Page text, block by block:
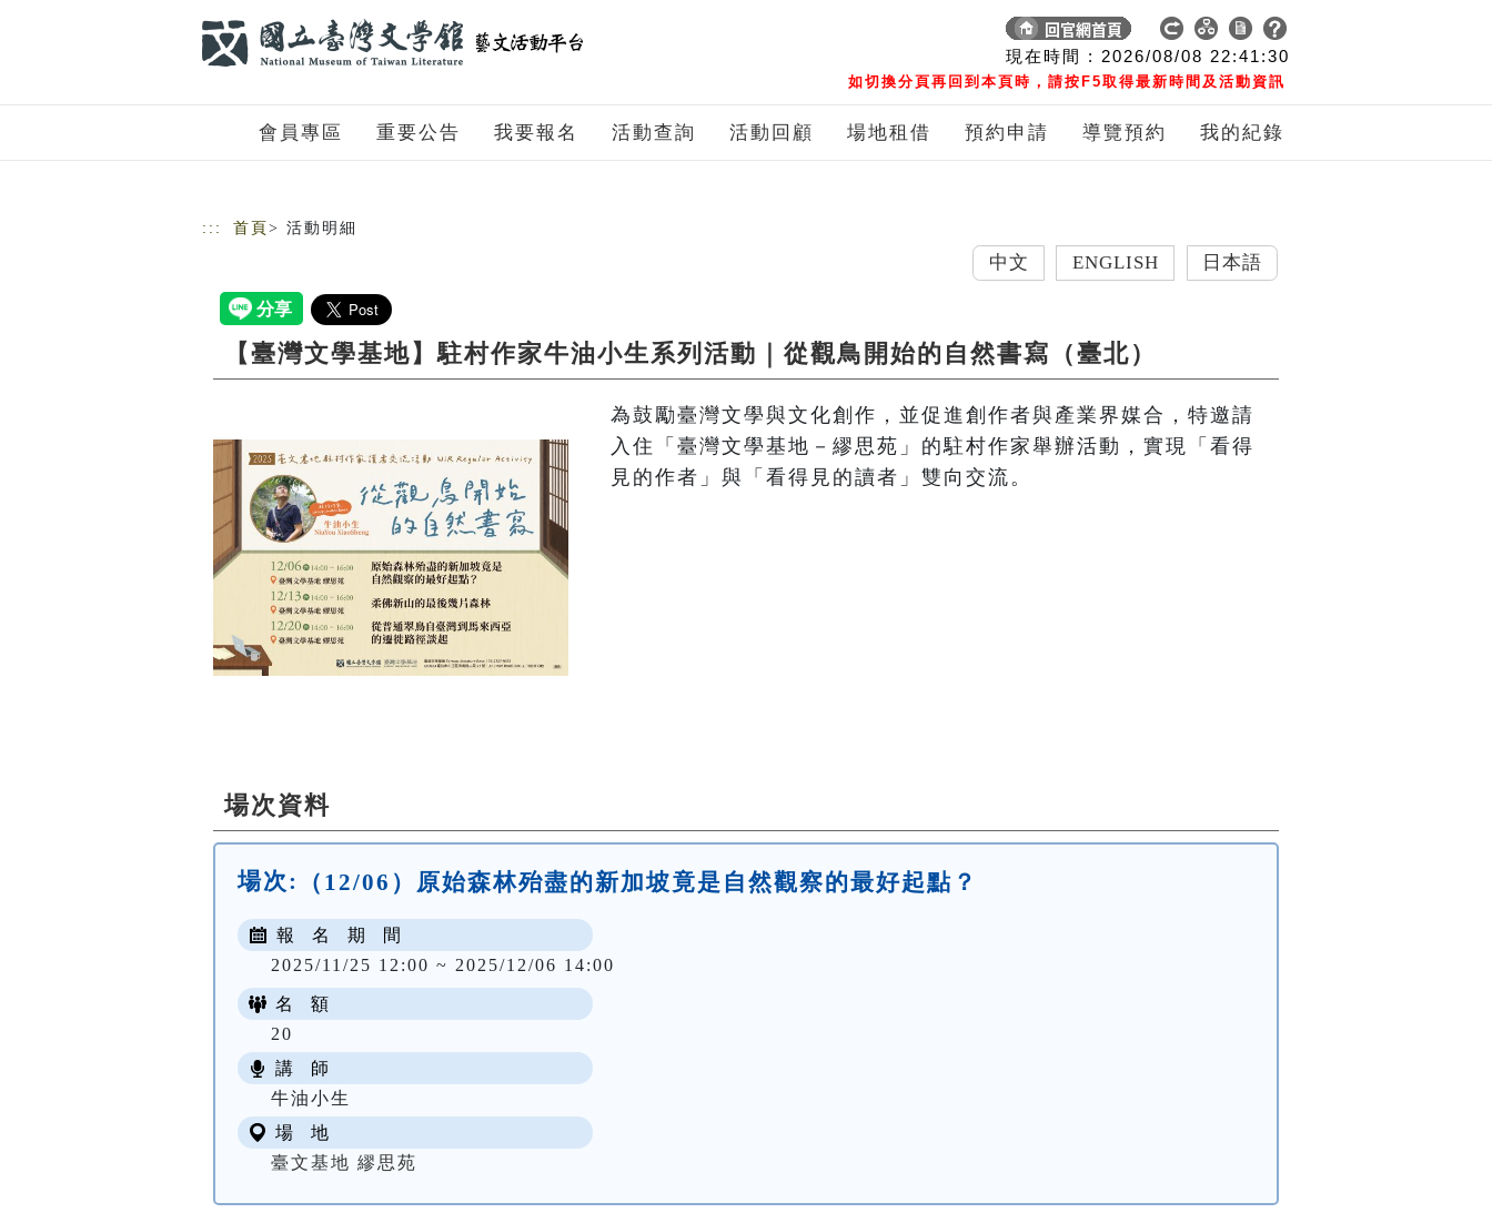
現在時間 : 2026/08/08 22:41:31
如切換分頁再回到本頁時，請按F5取得最新時間及活動資訊
會員專區 重要公告 我要報名 活動查詢 活動回顧 場地租借 預約申請 導覽預約 我的紀錄
::: 首頁 > 活動明細
ENGLISH 日本語
【臺灣文學基地】駐村作家牛油小生系列活動｜從觀鳥開始的自然書寫（臺北）
為鼓勵臺灣文學與文化創作，並促進創作者與產業界媒合，特邀請
入住「臺灣文學基地－繆思苑」的駐村作家舉辦活動，實現「看得
見的作者」與「看得見的讀者」雙向交流。
場次資料
場次: （12/06）原始森林殆盡的新加坡竟是自然觀察的最好起點？
報 名 期 間
2025/11/25 12:00 ~ 2025/12/06 14:00
名 額
20
講 師
牛油小生
場 地
臺文基地 繆思苑